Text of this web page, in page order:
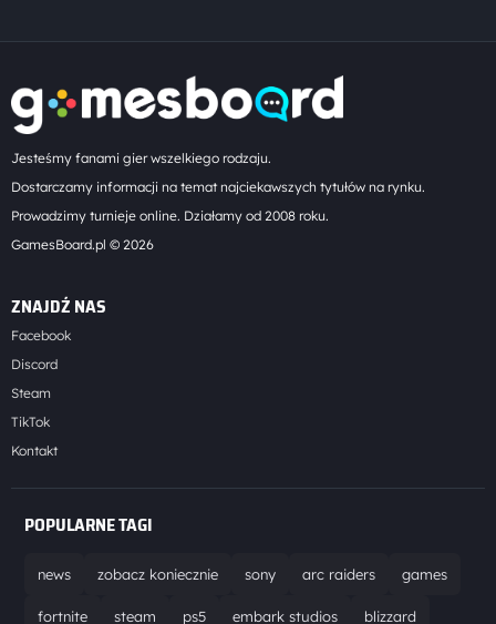
Jesteśmy fanami gier wszelkiego rodzaju.
Dostarczamy informacji na temat najciekawszych tytułów na rynku.
Prowadzimy turnieje online. Działamy od 2008 roku.
GamesBoard.pl © 2026
ZNAJDŹ NAS
Facebook
Discord
Steam
TikTok
Kontakt
POPULARNE TAGI
news zobacz koniecznie sony arc raiders games
fortnite steam ps5 embark studios blizzard